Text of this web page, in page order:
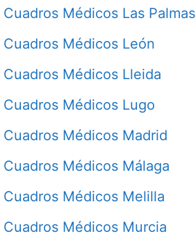
Cuadros Médicos Las Palmas
Cuadros Médicos León
Cuadros Médicos Lleida
Cuadros Médicos Lugo
Cuadros Médicos Madrid
Cuadros Médicos Málaga
Cuadros Médicos Melilla
Cuadros Médicos Murcia